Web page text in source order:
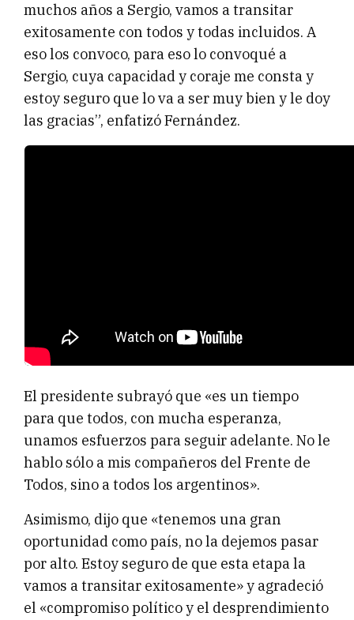
muchos años a Sergio, vamos a transitar
exitosamente con todos y todas incluidos. A
eso los convoco, para eso lo convoqué a
Sergio, cuya capacidad y coraje me consta y
estoy seguro que lo va a ser muy bien y le doy
las gracias”, enfatizó Fernández.
El presidente subrayó que «es un tiempo
para que todos, con mucha esperanza,
unamos esfuerzos para seguir adelante. No le
hablo sólo a mis compañeros del Frente de
Todos, sino a todos los argentinos».
Asimismo, dijo que «tenemos una gran
oportunidad como país, no la dejemos pasar
por alto. Estoy seguro de que esta etapa la
vamos a transitar exitosamente» y agradeció
el «compromiso político y el desprendimiento